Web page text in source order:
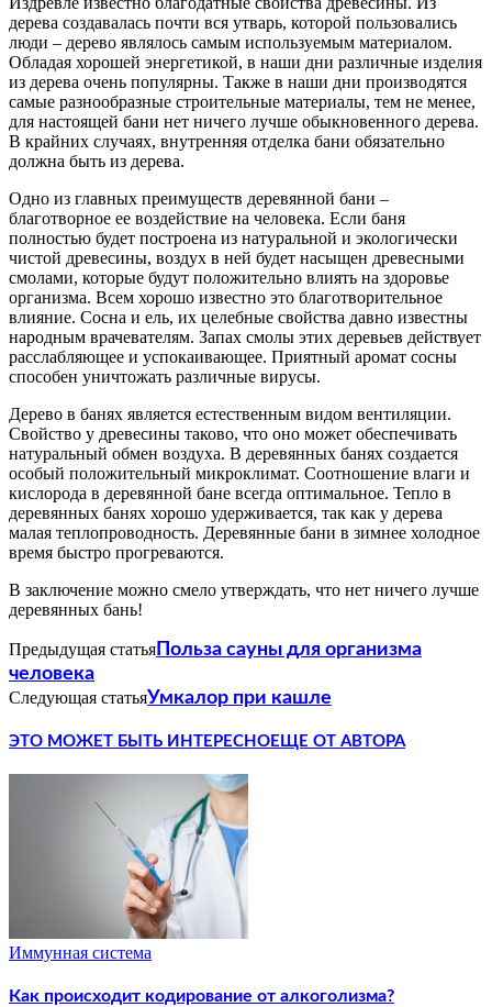
дерева создавалась почти вся утварь, которой пользовались
люди – дерево являлось самым используемым материалом.
Обладая хорошей энергетикой, в наши дни различные изделия
из дерева очень популярны. Также в наши дни производятся
самые разнообразные строительные материалы, тем не менее,
для настоящей бани нет ничего лучше обыкновенного дерева.
В крайних случаях, внутренняя отделка бани обязательно
должна быть из дерева.
Одно из главных преимуществ деревянной бани –
благотворное ее воздействие на человека. Если баня
полностью будет построена из натуральной и экологически
чистой древесины, воздух в ней будет насыщен древесными
смолами, которые будут положительно влиять на здоровье
организма. Всем хорошо известно это благотворительное
влияние. Сосна и ель, их целебные свойства давно известны
народным врачевателям. Запах смолы этих деревьев действует
расслабляющее и успокаивающее. Приятный аромат сосны
способен уничтожать различные вирусы.
Дерево в банях является естественным видом вентиляции.
Свойство у древесины таково, что оно может обеспечивать
натуральный обмен воздуха. В деревянных банях создается
особый положительный микроклимат. Соотношение влаги и
кислорода в деревянной бане всегда оптимальное. Тепло в
деревянных банях хорошо удерживается, так как у дерева
малая теплопроводность. Деревянные бани в зимнее холодное
время быстро прогреваются.
В заключение можно смело утверждать, что нет ничего лучше
деревянных бань!
Предыдущая статья Польза сауны для организма
человека
Следующая статьяУмкалор при кашле
ЭТО МОЖЕТ БЫТЬ ИНТЕРЕСНО ЕЩЕ ОТ АВТОРА
Иммунная система
Как происходит кодирование от алкоголизма?